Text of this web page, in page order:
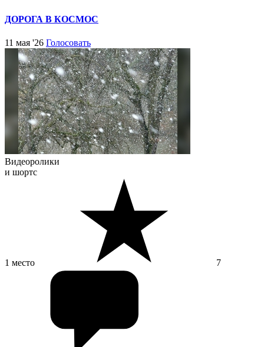
ДОРОГА В КОСМОС
11 мая '26 Голосовать
Видеоролики
и шортс
1 место 7